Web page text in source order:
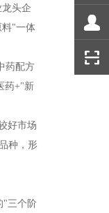
头企
料"一体
药配方
药+"新
好市场
种，形
"三个阶